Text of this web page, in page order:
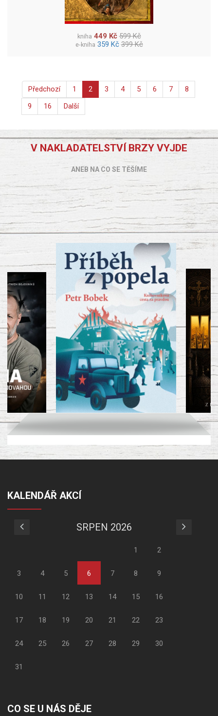
kniha 449 Kč 599 Kč
e-kniha 359 Kč 399 Kč
Předchozí 1 2 3 4 5 6 7
8
9
16 Další
V NAKLADATELSTVÍ BRZY VYJDE
ANEB NA CO SE TĚŠÍME
KALENDÁŘ AKCÍ
SRPEN 2026
1 2
3 4 5 6 7 8 9
10 11 12 13 14 15 16
17 18 19 20 21 22 23
24 25 26 27 28 29 30
31
CO SE U NÁS DĚJE